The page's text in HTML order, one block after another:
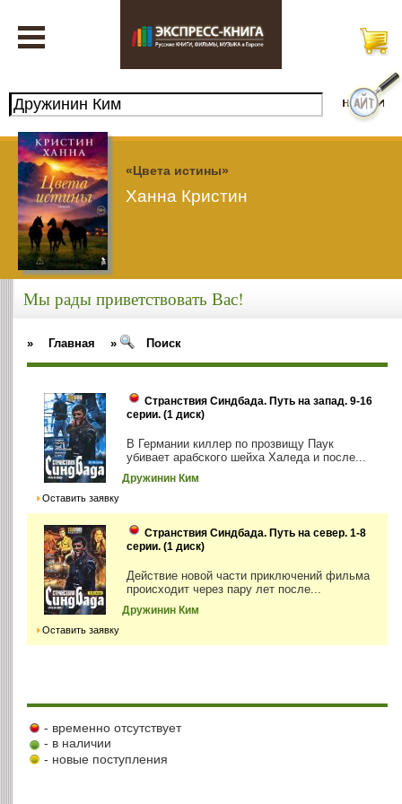
«Цвета истины»
Ханна Кристин
Мы рады приветствовать Вас!
» Главная » Поиск
Странствия Синдбада. Путь на запад. 9-16
серии. (1 диск)
В Германии киллер по прозвищу Паук
убивает арабского шейха Халеда и после...
Дружинин Ким
Оставить заявку
Странствия Синдбада. Путь на север. 1-8
серии. (1 диск)
Действие новой части приключений фильма
происходит через пару лет после...
Дружинин Ким
Оставить заявку
- временно отсутствует
- в наличии
- новые поступления